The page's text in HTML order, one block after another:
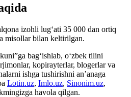
izohli lug‘ati 35 000 dan ortiq
misollar bilan keltirilgan.
bag‘ishlab, o‘zbek tilini
kopirayterlar, blogerlar va
ishga tushirishni an’anaga
Lotin.uz, Imlo.uz, Sinonim.uz,
havola qilgan.